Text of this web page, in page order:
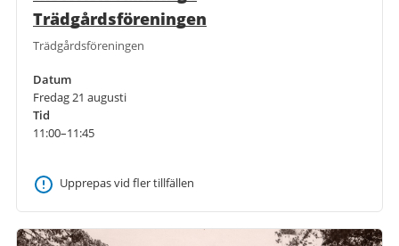
Trädgårdsföreningen
Trädgårdsföreningen
Datum
Fredag 21 augusti
Tid
11:00–11:45
Upprepas vid fler tillfällen